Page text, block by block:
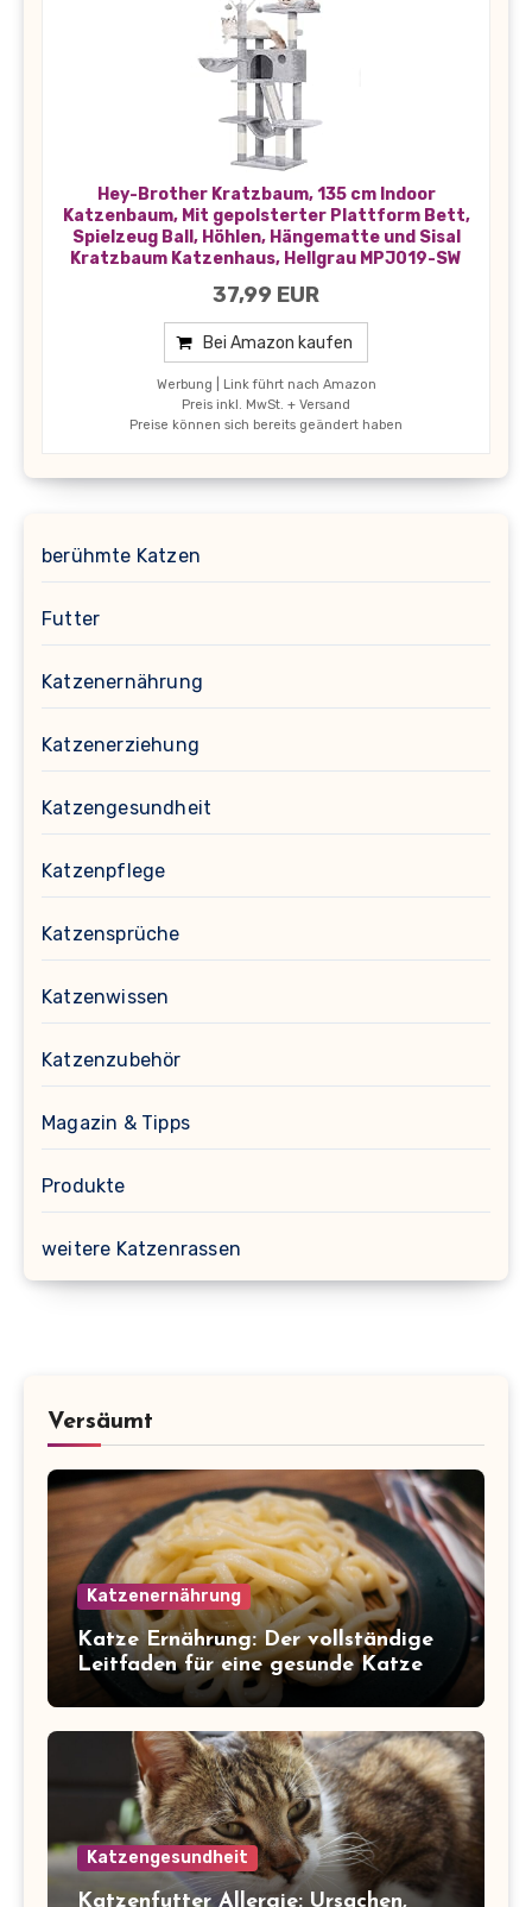
Hey-Brother Kratzbaum, 135 cm Indoor
Katzenbaum, Mit gepolsterter Plattform Bett,
Spielzeug Ball, Höhlen, Hängematte und Sisal
Kratzbaum Katzenhaus, Hellgrau MPJ019-SW
37,99 EUR
Bei Amazon kaufen
Werbung | Link führt nach Amazon
Preis inkl. MwSt. + Versand
Preise können sich bereits geändert haben
berühmte Katzen
Futter
Katzenernährung
Katzenerziehung
Katzengesundheit
Katzenpflege
Katzensprüche
Katzenwissen
Katzenzubehör
Magazin & Tipps
Produkte
weitere Katzenrassen
Versäumt
Katzenernährung
Katze Ernährung: Der vollständige
Leitfaden für eine gesunde Katze
Katzengesundheit
Katzenfutter Allergie: Ursachen,